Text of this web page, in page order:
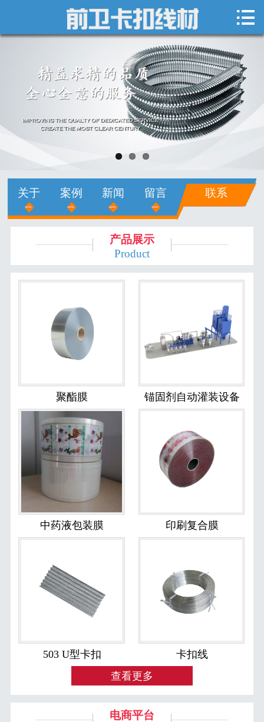
 网站首页
关于我们
新闻中心
产品展示
销售网络
在线留言
联系我们

关于 案例 新闻 留言 联系
产品展示
Product
聚酯膜 锚固剂自动灌装设备
中药液包装膜 印刷复合膜
503 U型卡扣
卡扣线
查看更多
电商平台